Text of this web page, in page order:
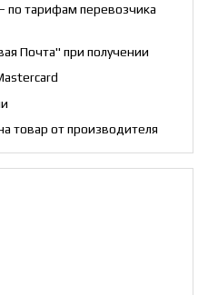
по тарифам перевозчика
Почта" при получении
товар от производителя